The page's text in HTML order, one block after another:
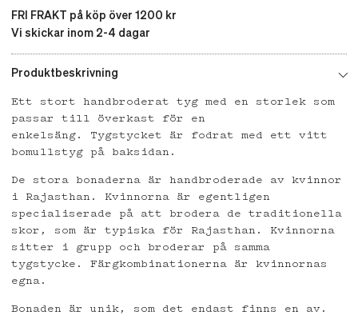
FRI FRAKT på köp över 1200 kr
Vi skickar inom 2-4 dagar
Produktbeskrivning
Ett stort handbroderat tyg med en storlek som
passar till överkast för en
enkelsäng. Tygstycket är fodrat med ett vitt
bomullstyg på baksidan.
De stora bonaderna är handbroderade av kvinnor
i Rajasthan. Kvinnorna är egentligen
specialiserade på att brodera de traditionella
skor, som är typiska för Rajasthan. Kvinnorna
sitter i grupp och broderar på samma
tygstycke. Färgkombinationerna är kvinnornas
egna.
Bonaden är unik, som det endast finns en av.